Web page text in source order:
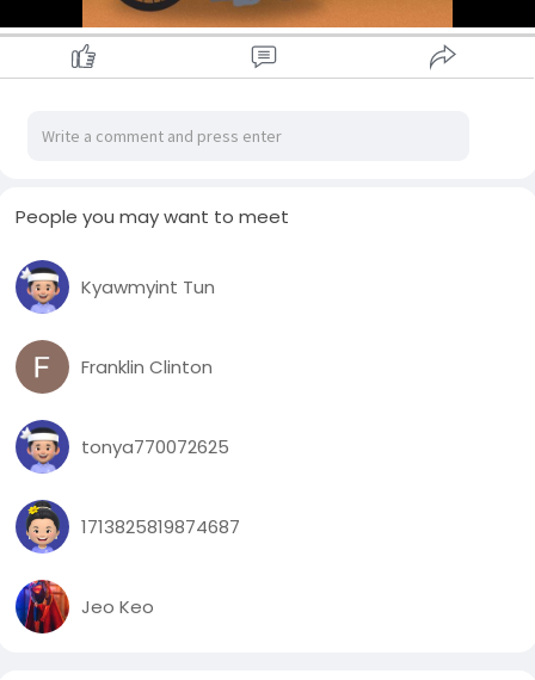
People you may want to meet
Kyawmyint Tun
Franklin Clinton
tonya770072625
1713825819874687
Jeo Keo